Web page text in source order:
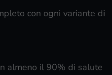
con ogni variante di
almeno il 90% di salute